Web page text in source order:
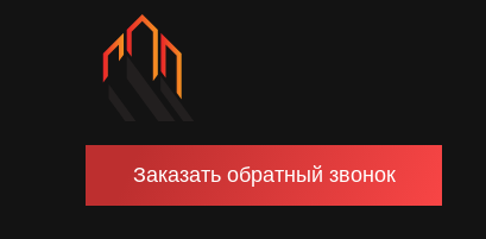
Заказать обратный звонок